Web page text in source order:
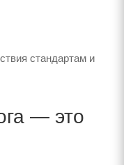
стандартам и
— это